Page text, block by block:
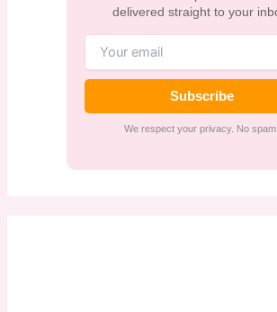
delivered straight to your
Subscribe
We respect your privacy. No spam.